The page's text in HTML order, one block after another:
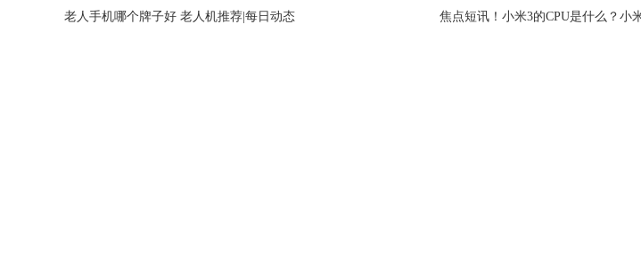
老人手机哪个牌子好 老人机推荐|每日动态
焦点短讯！小米3的CPU是什么？小